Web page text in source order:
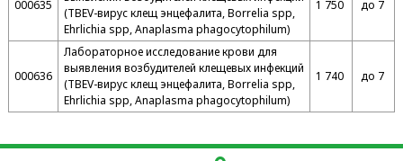
000635
(TBEV-вирус клещ энцефалита, Borrelia spp,
Ehrlichia spp, Anaplasma phagocytophilum)
1 750 до 7
000636
Лабораторное исследование крови для
выявления возбудителей клещевых инфекций
(TBEV-вирус клещ энцефалита, Borrelia spp,
Ehrlichia spp, Anaplasma phagocytophilum)
1 740 до 7